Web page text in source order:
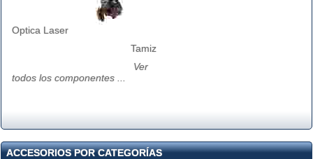
Optica Laser
Tamiz
Ver
todos los componentes ...
ACCESORIOS POR CATEGORÍAS